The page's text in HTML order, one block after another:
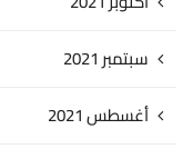
سبتمبر 2021
أغسطس 2021